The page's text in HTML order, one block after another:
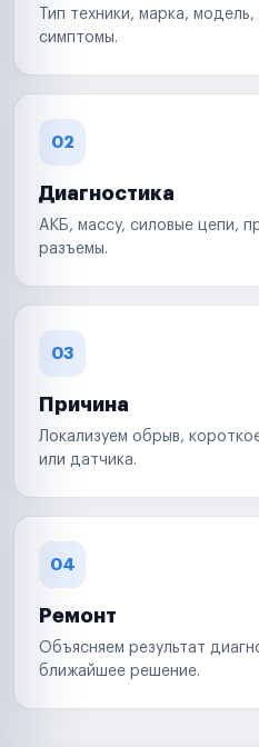
Тип техники, марка,
симптомы.
02
Диагностика
АКБ, массу, силовые цепи,
разъемы.
03
Причина
Локализуем обрыв,
или датчика.
04
Ремонт
Объясняем результат
ближайшее решение.